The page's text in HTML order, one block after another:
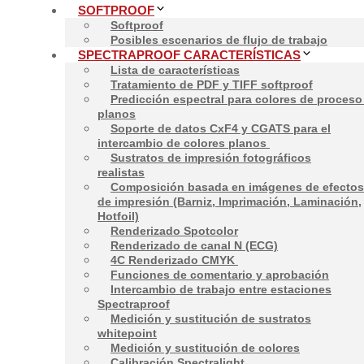
SOFTPROOF
Softproof
Posibles escenarios de flujo de trabajo
SPECTRAPROOF CARACTERÍSTICAS
Lista de características
Tratamiento de PDF y TIFF softproof
Predicción espectral para colores de
planos
Soporte de datos CxF4 y CGATS para el
intercambio de colores planos
Sustratos de impresión fotográficos
realistas
Composición basada en imágenes de efectos
de impresión (Barniz, Imprimación, Laminación,
Hotfoil)
Renderizado Spotcolor
Renderizado de canal N (ECG)
4C Renderizado CMYK
Funciones de comentario y aprobación
Intercambio de trabajo entre estaciones
Spectraproof
Medición y sustitución de sustratos
whitepoint
Medición y sustitución de colores
Descripción
Spectraproof Lista de características estándar:
Procesamiento en PDF
Spectraproof Exportación de trabajos
Spectraproof Importación de trabajos
Spectraproof Apoyo a las fichas de trabajo
Validación para monitor, luz y trabajo
Informes para Ver condiciones, Aprobación,
Calibración del monitor
Calibración Spectralight
Medición y sustitución de colores
Medición y sustitución de sustratos whitepoint
Visualización correcta del color de los trabajos
Funciones de comentario y aprobación
Trabajos 4C CMYK
Trabajos en Nchannel (ECG)